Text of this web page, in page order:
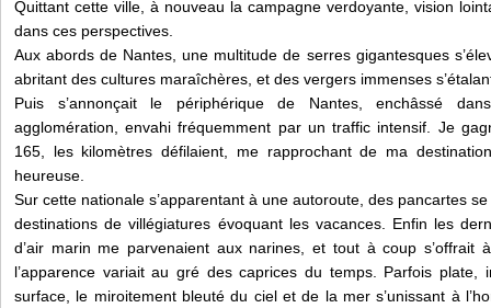
Quittant cette ville, à nouveau la campagne verdoyante, vision
dans ces perspectives.
Aux abords de Nantes, une multitude de serres gigantesques
abritant des cultures maraîchères, et des vergers immenses
Puis s’annonçait le périphérique de Nantes, enchâssé
agglomération, envahi fréquemment par un traffic intensif. Je
165, les kilomètres défilaient, me rapprochant de ma
heureuse.
Sur cette nationale s’apparentant à une autoroute, des pancartes
destinations de villégiatures évoquant les vacances. Enfin les
d’air marin me parvenaient aux narines, et tout à coup s’offrait à
l’apparence variait au gré des caprices du temps. Parfois
surface, le miroitement bleuté du ciel et de la mer s’unissant à